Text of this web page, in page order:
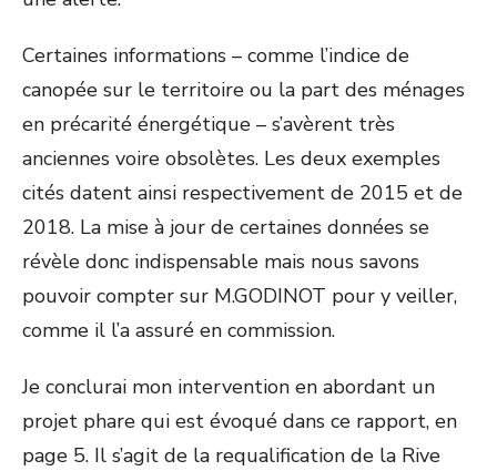
Certaines informations – comme l’indice de
canopée sur le territoire ou la part des ménages
en précarité énergétique – s’avèrent très
anciennes voire obsolètes. Les deux exemples
cités datent ainsi respectivement de 2015 et de
2018. La mise à jour de certaines données se
révèle donc indispensable mais nous savons
pouvoir compter sur M.GODINOT pour y veiller,
comme il l’a assuré en commission.
Je conclurai mon intervention en abordant un
projet phare qui est évoqué dans ce rapport, en
page 5. Il s’agit de la requalification de la Rive